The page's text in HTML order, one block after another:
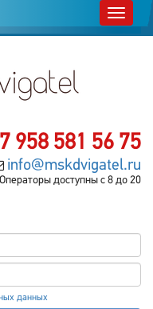
958 581 56 75
info@mskdvigatel.ru
Операторы доступны с 8 до 20
данных